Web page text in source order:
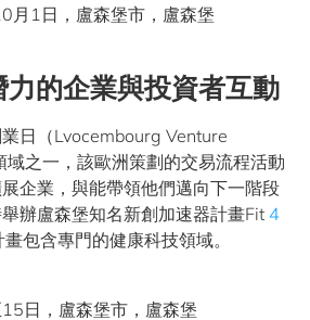
月1日，盧森堡市，盧森堡
的企業與投資者互動
日（Lvocembourg Venture
域之一，該歐洲策劃的交易流程活動
企業，與能帶領他們邁向下一階段
辦盧森堡知名新創加速器計畫Fit 4
包含專門的健康科技領域。
日，盧森堡市，盧森堡